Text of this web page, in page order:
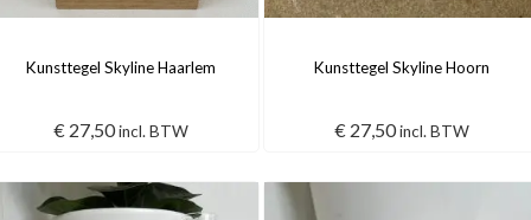
Kunsttegel Skyline Haarlem
€ 27,50incl. BTW
Kunsttegel Skyline Hoorn
€ 27,50incl. BTW